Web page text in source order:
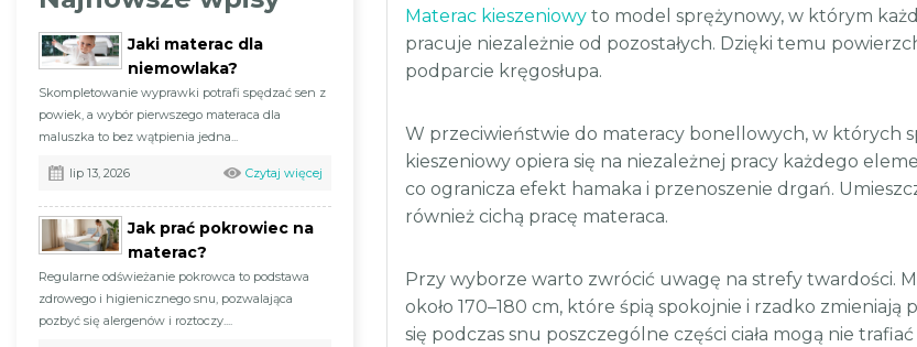
Jaki materac dla
niemowlaka?
Skompletowanie wyprawki potrafi spędzać sen z
powiek, a wybór pierwszego materaca dla
maluszka to bez wątpienia jedna...
lip 13, 2026 Czytaj więcej
Jak prać pokrowiec na
materac?
Regularne odświeżanie pokrowca to podstawa
zdrowego i higienicznego snu, pozwalająca
pozbyć się alergenów i roztoczy....
Materac kieszeniowy to model sprężynowy, w którym
pracuje niezależnie od pozostałych. Dzięki temu
podparcie kręgosłupa.
W przeciwieństwie do materacy bonellowych, w których
kieszeniowy opiera się na niezależnej pracy każdego
co ogranicza efekt hamaka i przenoszenie drgań.
również cichą pracę materaca.
Przy wyborze warto zwrócić uwagę na strefy twardości.
około 170–180 cm, które śpią spokojnie i rzadko
się podczas snu poszczególne części ciała mogą nie